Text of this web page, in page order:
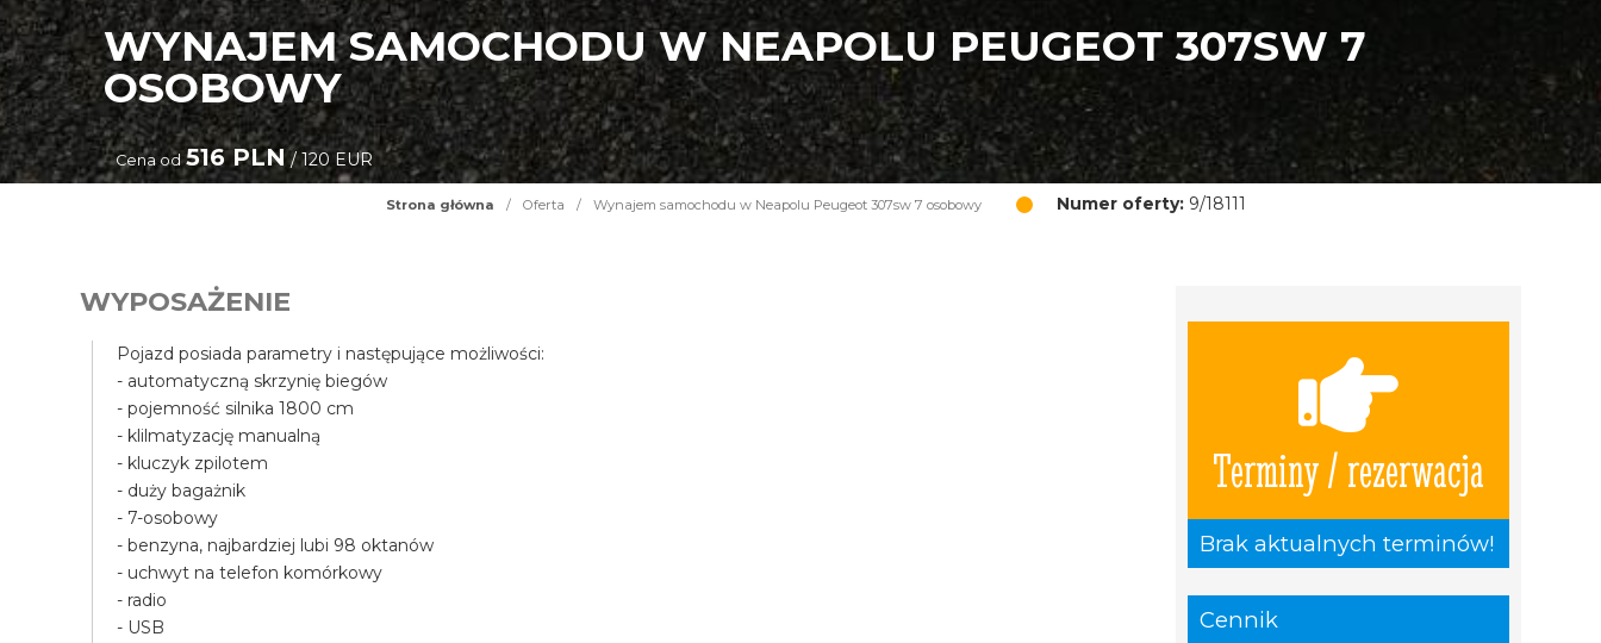
WYNAJEM SAMOCHODU W NEAPOLU PEUGEOT 307SW 7
OSOBOWY
Cena od 516 PLN/ 120 EUR
Strona główna / Oferta / Wynajem samochodu w Neapolu Peugeot 307sw 7 osobowy Numer oferty:9/18111
Terminy / rezerwacja
Brak aktualnych terminów!
Cennik
WYPOSAŻENIE
Pojazd posiada parametry i następujące możliwości:
- automatyczną skrzynię biegów
- pojemność silnika 1800 cm
- klilmatyzację manualną
- kluczyk zpilotem
- duży bagażnik
- 7-osobowy
- benzyna, najbardziej lubi 98 oktanów
- uchwyt na telefon komórkowy
- radio
- USB